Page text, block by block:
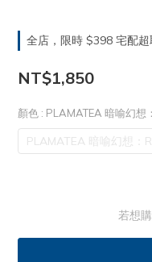
全店，限時 $398 宅配
NT$1,850
顏色 : PLAMATEA 暗喻幻
PLAMATEA 暗喻幻想：
若想